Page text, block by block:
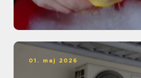
01. maj 2026